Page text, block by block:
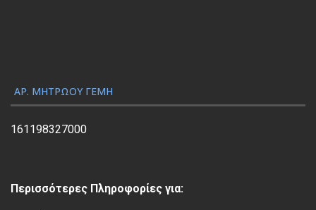
ς
Β
ί
ο
ΑΡ. ΜΗΤΡΏΟΥ ΓΕΜΗ
161198327000
Περισσότερες Πληροφορίες για: